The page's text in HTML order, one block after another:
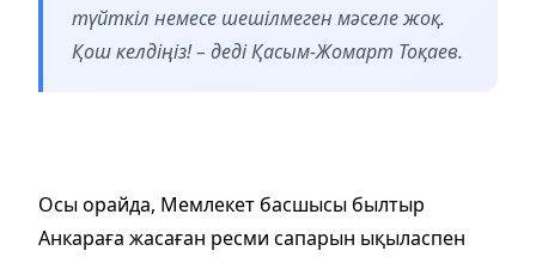
түйткіл немесе шешілмеген мәселе жоқ.
Қош келдіңіз! – деді Қасым-Жомарт Тоқаев.
Осы орайда, Мемлекет басшысы былтыр
Анкараға жасаған ресми сапарын ықыласпен